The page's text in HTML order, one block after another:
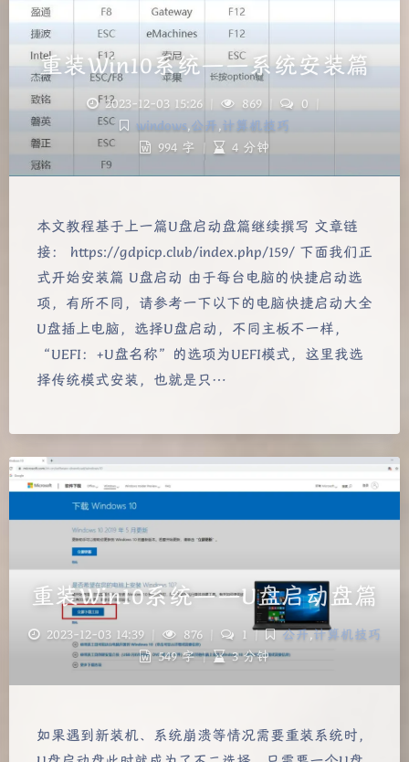
重装Win10系统——系统安装篇
2023-12-03 15:26 869 0
windows, 公开 计算机技巧
994 字
| 4 分钟
本文教程基于上一篇U盘启动盘篇继续撰写 文章链
接： https://gdpicp.club/index.php/159/ 下面我们正
式开始安装篇 U盘启动 由于每台电脑的快捷启动选
项，有所不同，请参考一下以下的电脑快捷启动大全
U盘插上电脑，选择U盘启动，不同主板不一样，
“UEFI：+U盘名称”的选项为UEFI模式，这里我选
择传统模式安装，也就是只…
重装Win10系统——U盘启动盘篇
2023-12-03 14:39 876 1 | 公开,计算机技巧
549 字 | 3 分钟
如果遇到新装机、系统崩溃等情况需要重装系统时，